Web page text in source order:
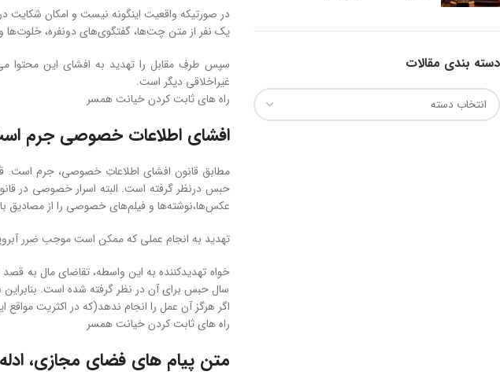
دسته بندی مقالات
در صورتیکه واقعیت اینگونه نیست و امکان
یک نفر از متن چت‌ها، گفتگوی‌های دونفره،
سپس طرفِ مقابل را تهدید به افشای این محتوا
غیراخلاقی دیگر است.
راه های ثابت کردن خیانت همسر
افشای اطلاعات خصوصی جرم
عکس‌ها،نوشته‌ها و فیلم‌های خصوصی را از مصادیق
تهدید به انجام عملی که ممکن است موجب ضرر
سال حبس برای آن در نظر گرفته ‌شده ‌است.
اگر هرگز آن عمل را انجام ندهد(که در اکثریت
راه های ثابت کردن خیانت همسر
متن پیام های فضای مجازی،